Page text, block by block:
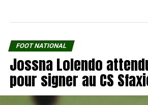
FOOT NATIONAL
Jossna Lolendo
pour signer au CS